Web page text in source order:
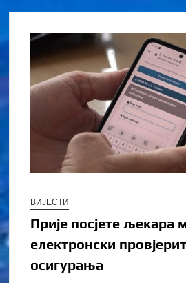
ВИЈЕСТИ
Прије посјете љекара
електронски
осигурања